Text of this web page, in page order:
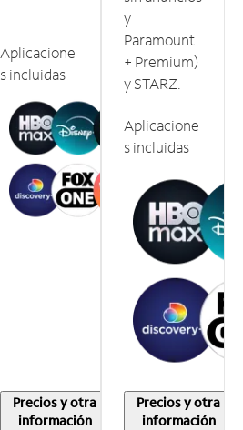
Aplicacione
s incluidas
Precios y otra
información
y
Paramount
+ Premium)
y STARZ.
Aplicacione
s incluidas
Precios y otra
información